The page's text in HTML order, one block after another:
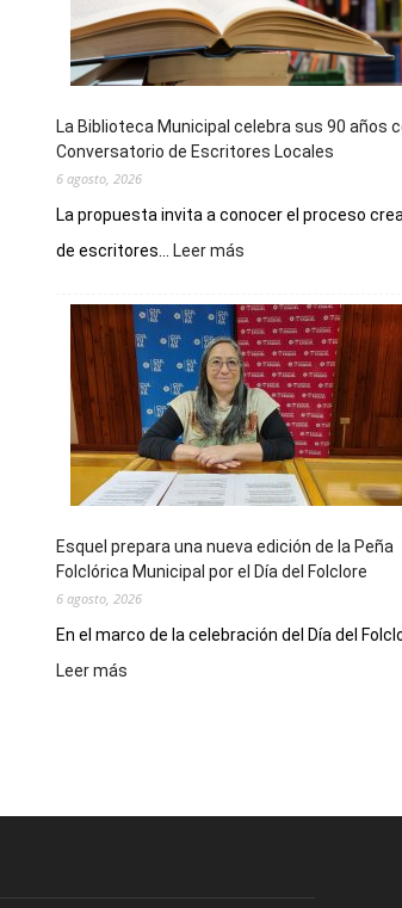
La Biblioteca Municipal celebra sus 90 años
Conversatorio de Escritores Locales
6 agosto, 2026
La propuesta invita a conocer el proceso
de escritores...
Leer más
Municipal
celebra
sus
90
años
con
un
Conversatorio
Escritores
Locales
Esquel prepara una nueva edición de la Peña
Folclórica Municipal por el Día del Folclore
6 agosto, 2026
En el marco de la celebración del Día del
Leer más
de